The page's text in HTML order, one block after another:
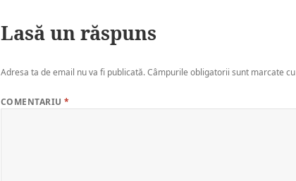
Lasă un răspuns
Adresa ta de email nu va fi publicată.Câmpurile obligatorii sunt marcate cu
COMENTARIU*